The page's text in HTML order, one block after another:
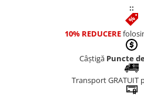
::
10% REDUCERE
Câștigă Puncte
Transport GRATUIT